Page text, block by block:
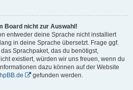
Board nicht zur Auswahl!
entweder deine Sprache nicht installiert
in deine Sprache übersetzt. Frage ggf.
Sprachpaket, das du benötigst,
existiert, würden wir uns freuen, wenn du
dazu können auf der Website
gefunden werden.